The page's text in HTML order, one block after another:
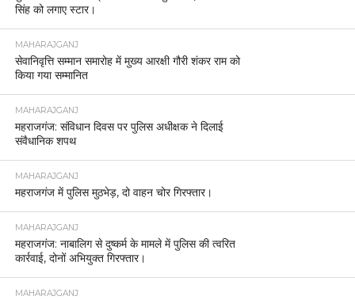
सिंह को लगाए स्टार।
MAHARAJGANJ
सेवानिवृत्ति सम्मान समारोह में मुख्य आरक्षी गौरी शंकर राम को
किया गया सम्मानित
MAHARAJGANJ
महराजगंज: संविधान दिवस पर पुलिस अधीक्षक ने दिलाई
संवैधानिक शपथ
MAHARAJGANJ
महराजगंज में पुलिस मुठभेड़, दो वाहन चोर गिरफ्तार।
MAHARAJGANJ
महराजगंज: नाबालिग से दुष्कर्म के मामले में पुलिस की त्वरित
कार्रवाई, दोनों अभियुक्त गिरफ्तार।
MAHARAJGANJ